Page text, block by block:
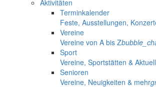
Aktivitäten
Terminkalender
Feste, Ausstellungen,
Vereine
Vereine von A bis Z
Sport
Vereine, Sportstätten &
Senioren
Vereine, Neuigkeiten & mehr